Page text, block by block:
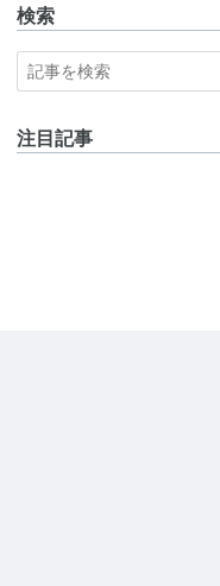
検索
注目記事